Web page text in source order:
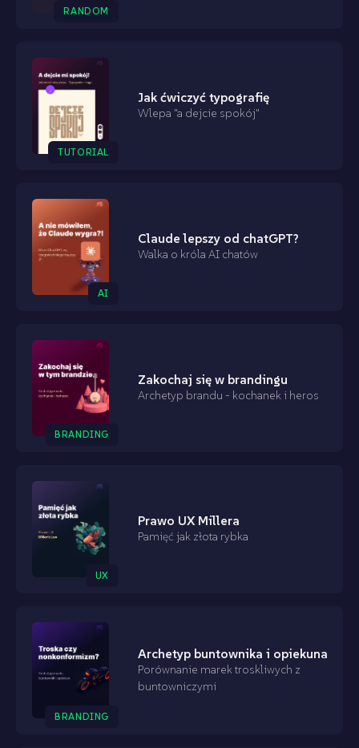
RANDOM
TUTORIAL
Jak ćwiczyć typografię
Wlepa "a dejcie spokój"
AI
Claude lepszy od chatGPT?
Walka o króla AI chatów
BRANDING
Zakochaj się w brandingu
Archetyp brandu - kochanek i heros
UX
Prawo UX Millera
Pamięć jak złota rybka
BRANDING
Archetyp buntownika i opiekuna
Porównanie marek troskliwych z
buntowniczymi